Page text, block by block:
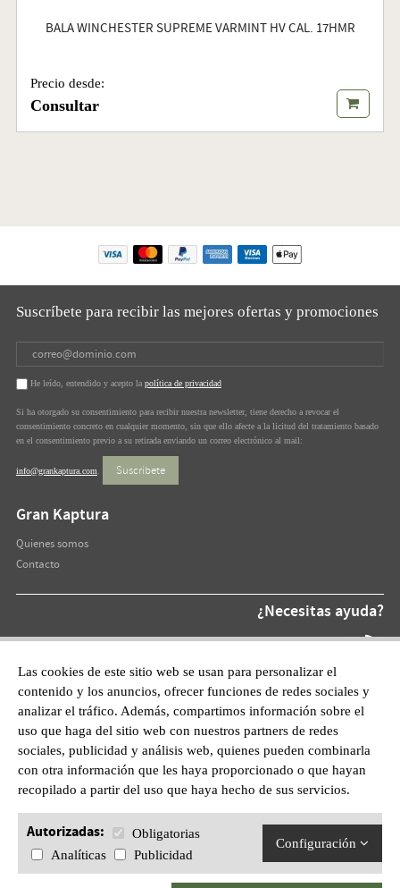
Las cookies de este sitio web se usan para personalizar el
contenido y los anuncios, ofrecer funciones de redes sociales y
analizar el tráfico. Además, compartimos información sobre el
uso que haga del sitio web con nuestros partners de redes
sociales, publicidad y análisis web, quienes pueden combinarla
con otra información que les haya proporcionado o que hayan
recopilado a partir del uso que haya hecho de sus servicios.
Autorizadas:
Obligatorias
Analíticas
Publicidad
Configuración
BALA WINCHESTER SUPREME VARMINT HV CAL. 17HMR
Precio desde:
Consultar
Suscríbete para recibir las mejores ofertas y promociones
He leído, entendido y acepto la política de privacidad
Si ha otorgado su consentimiento para recibir nuestra newsletter, tiene derecho a revocar el
consentimiento concreto en cualquier momento, sin que ello afecte a la licitud del tratamiento basado
en el consentimiento previo a su retirada enviando un correo electrónico al mail:
info@grankaptura.com Suscríbete
Gran Kaptura
Quienes somos
Contacto
¿Necesitas ayuda?
Teléfono At.
872 220 055
WhatsApp:
601628210